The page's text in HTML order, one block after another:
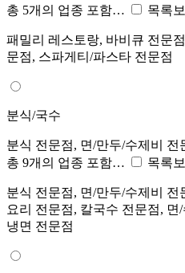
총 5개의 업종 포함…
목록보
패밀리 레스토랑, 바비큐 전문
문점, 스파게티/파스타 전문점
분식/국수
분식 전문점, 면/만두/수제비 전
총 9개의 업종 포함…
목록보
분식 전문점, 면/만두/수제비 전
요리 전문점, 칼국수 전문점,
냉면 전문점